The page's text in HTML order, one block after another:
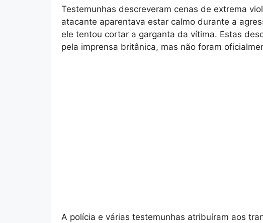
Testemunhas descreveram cenas de extrema
atacante aparentava estar calmo durante a
ele tentou cortar a garganta da vítima. Estas
pela imprensa britânica, mas não foram
A polícia e várias testemunhas atribuíram aos